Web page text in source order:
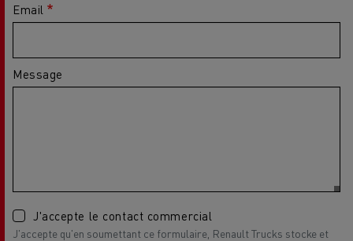
Email
Message
J'accepte le contact commercial
J'accepte qu'en soumettant ce formulaire, Renault Trucks stocke et